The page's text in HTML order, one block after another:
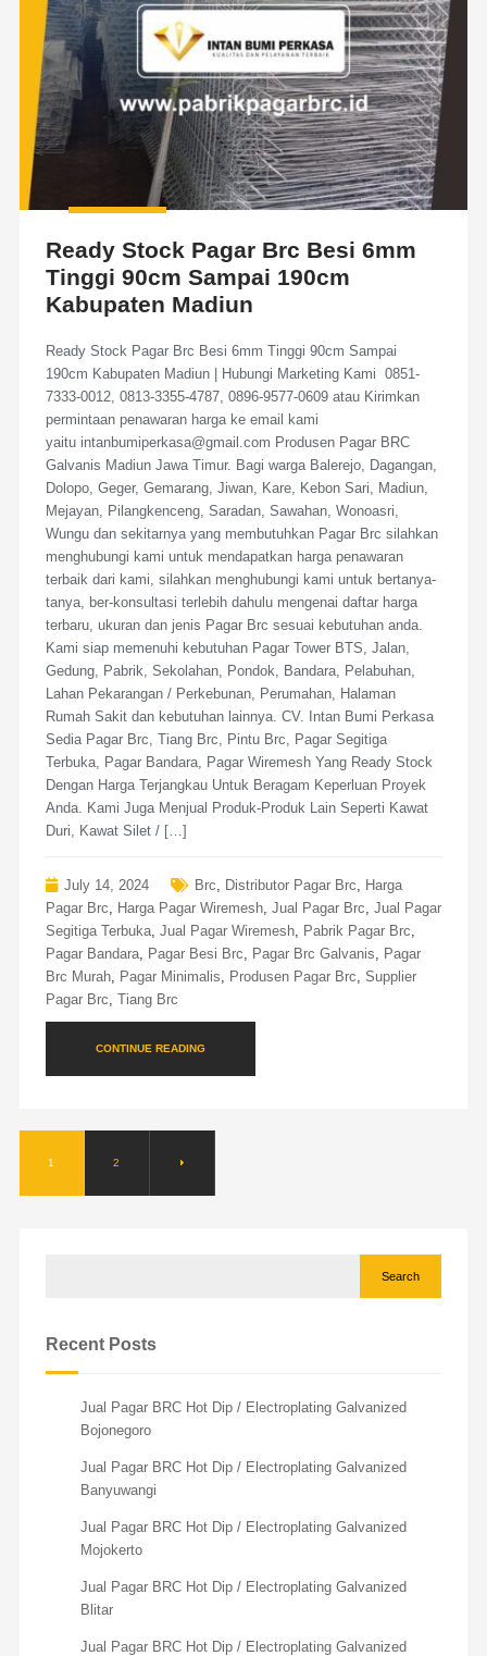
Ready Stock Pagar Brc Besi 6mm
Tinggi 90cm Sampai 190cm
Kabupaten Madiun
Ready Stock Pagar Brc Besi 6mm Tinggi 90cm Sampai
190cm Kabupaten Madiun | Hubungi Marketing Kami 0851-
7333-0012, 0813-3355-4787, 0896-9577-0609 atau Kirimkan
permintaan penawaran harga ke email kami
yaitu intanbumiperkasa@gmail.com Produsen Pagar BRC
Galvanis Madiun Jawa Timur. Bagi warga Balerejo, Dagangan,
Dolopo, Geger, Gemarang, Jiwan, Kare, Kebon Sari, Madiun,
Mejayan, Pilangkenceng, Saradan, Sawahan, Wonoasri,
Wungu dan sekitarnya yang membutuhkan Pagar Brc silahkan
menghubungi kami untuk mendapatkan harga penawaran
terbaik dari kami, silahkan menghubungi kami untuk bertanya-
tanya, ber-konsultasi terlebih dahulu mengenai daftar harga
terbaru, ukuran dan jenis Pagar Brc sesuai kebutuhan anda.
Kami siap memenuhi kebutuhan Pagar Tower BTS, Jalan,
Gedung, Pabrik, Sekolahan, Pondok, Bandara, Pelabuhan,
Lahan Pekarangan / Perkebunan, Perumahan, Halaman
Rumah Sakit dan kebutuhan lainnya. CV. Intan Bumi Perkasa
Sedia Pagar Brc, Tiang Brc, Pintu Brc, Pagar Segitiga
Terbuka, Pagar Bandara, Pagar Wiremesh Yang Ready Stock
Dengan Harga Terjangkau Untuk Beragam Keperluan Proyek
Anda. Kami Juga Menjual Produk-Produk Lain Seperti Kawat
Duri, Kawat Silet / […]
July 14, 2024 Brc Distributor Pagar Brc
Harga
Pagar Brc
Harga Pagar Wiremesh, Jual Pagar Brc Jual Pagar
Segitiga Terbuka, Jual Pagar Wiremesh, Pabrik Pagar Brc
Pagar Bandara, Pagar Besi Brc Pagar Brc Galvanis
Pagar
Brc Murah, Pagar Minimalis Produsen Pagar Brc Supplier
Pagar Brc Tiang Brc
CONTINUE READING
1 2
Search
Recent Posts
Jual Pagar BRC Hot Dip / Electroplating Galvanized
Bojonegoro
Jual Pagar BRC Hot Dip / Electroplating Galvanized
Banyuwangi
Jual Pagar BRC Hot Dip / Electroplating Galvanized
Mojokerto
Jual Pagar BRC Hot Dip / Electroplating Galvanized
Blitar
Jual Pagar BRC Hot Dip / Electroplating Galvanized